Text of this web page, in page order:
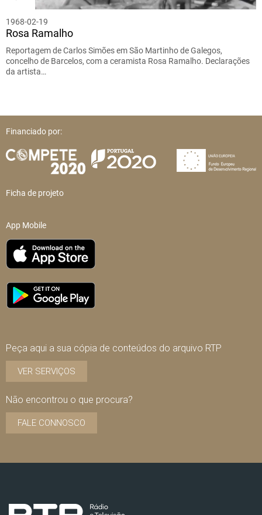
1968-02-19
Rosa Ramalho
Reportagem de Carlos Simões em São Martinho de Galegos,
concelho de Barcelos, com a ceramista Rosa Ramalho. Declarações
da artista…
Financiado por:
Ficha de projeto
App Mobile
Peça aqui a sua cópia de conteúdos do arquivo RTP
VER SERVIÇOS
Não encontrou o que procura?
FALE CONNOSCO